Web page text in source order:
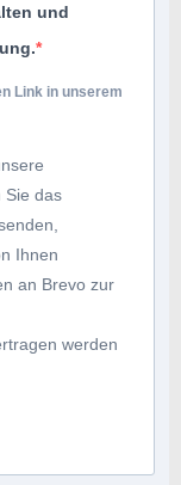
und
Link in unserem
Sie das
Ihnen
an Brevo zur
werden